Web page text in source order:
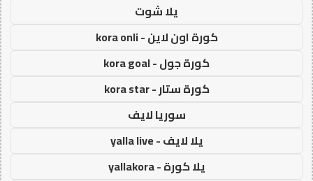
يلا شوت
كورة اون لاين - kora onli
كورة جول - kora goal
كورة ستار - kora star
سوريا لايف
يلا لايف - yalla live
يلا كورة - yallakora